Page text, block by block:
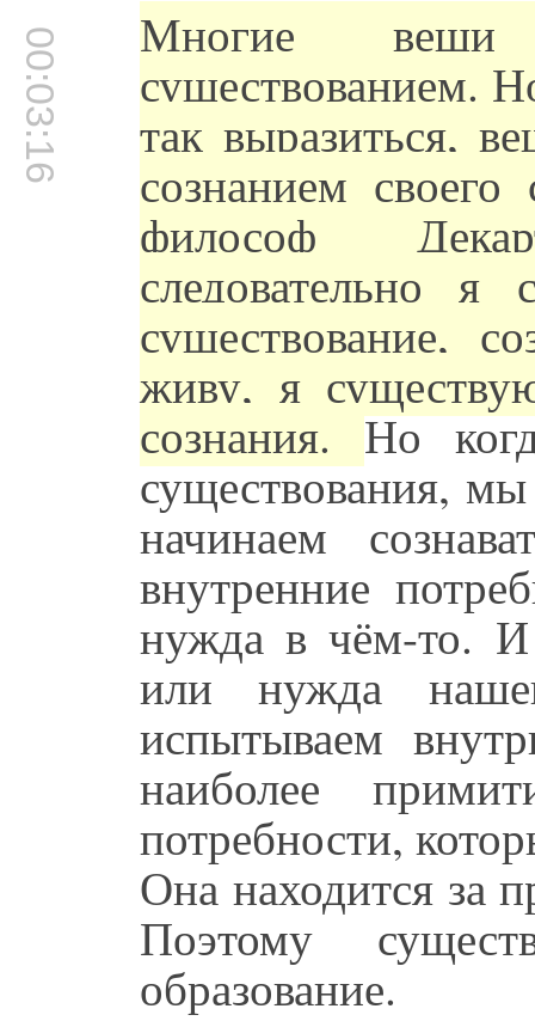
00:03:16 Многие вещи
существованием.
так выразиться,
сознанием своего
философ
следовательно я
существование,
живу, я
сознания. Но
существования,
начинаем
внутренние
нужда в чём-то. И
или нужда
испытываем
наиболее
потребности,
Она находится за
Поэтому
образование.